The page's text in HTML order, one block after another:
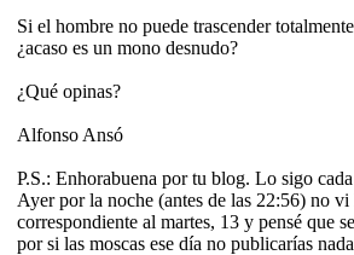
Si el hombre no puede trascender
¿acaso es un mono desnudo?
¿Qué opinas?
Alfonso Ansó
P.S.: Enhorabuena por tu blog. Lo sigo
Ayer por la noche (antes de las 22:56) no vi
correspondiente al martes, 13 y pensé que
por si las moscas ese día no publicarías